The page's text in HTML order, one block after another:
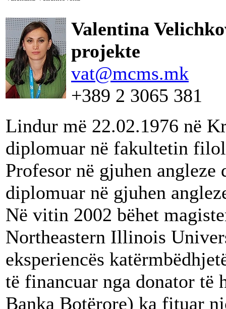
Valentina
projekte
vat@mcms.mk
+389 2 3065 381
Lindur më 22.02.1976 në
diplomuar në fakultetin
Profesor në gjuhen
diplomuar në gjuhen
Në vitin 2002 bëhet
Northeastern Illinois
eksperiencës
të financuar nga donator të
Banka Botërore) ka fituar